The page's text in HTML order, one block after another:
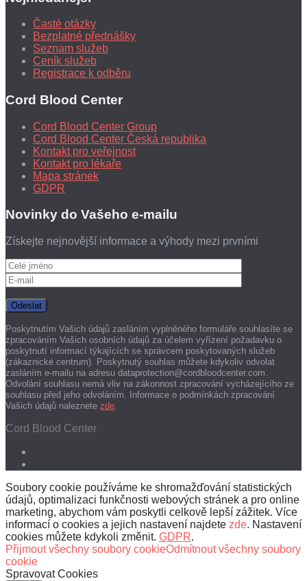
Časté otázky
Bezplatné přednášky
Seznam služeb
Ceník služeb
Registrace k odběru
Cord Blood Center
Cord Blood Center Group
Cord Blood Center Česká republika
Kontakt pro veřejnost
Kontakt pro lékaře
Mapa stránek
GDPR
Novinky do Vašeho e-mailu
Získejte nejnovější informace a výhody mezi prvními
Poskytnutím Vašich údajů zasláním vyplněného formuláře souhlasíte se
zpracováním Vašich osobních údajů za účelem vyřízení požadavku o
poskytnutí informací týkajících se správcem poskytovaných služeb
(zákaznické centrum). Poskytnutý souhlas můžete kdykoliv odvolat
zasláním e-mailu na adresu dataprotection@cordbloodcenter.com.
Odvolání souhlasu nemá vliv na zákonnost zpracování vycházejícího ze
souhlasu před jeho odvoláním. Informace o podmínkách zpracování
Vašich údajů naleznete zde.
Cord Blood Center
Soubory cookie používáme ke shromažďování statistických
údajů, optimalizaci funkčnosti webových stránek a pro online
marketing, abychom vám poskytli celkově lepší zážitek. Více
informací o cookies a jejich nastavení najdete zde. Nastavení
cookies můžete kdykoli změnit. GDPR.
Přijmout všechny soubory cookieOdmítnout všechny soubory
cookie
Spravovat Cookies